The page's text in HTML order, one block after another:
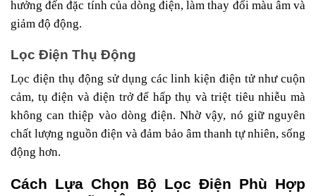
hưởng đến đặc tính của dòng điện, làm thay đổi màu âm và
giảm độ động.
Lọc Điện Thụ Động
Lọc điện thụ động sử dụng các linh kiện điện tử như cuộn
cảm, tụ điện và điện trở để hấp thụ và triệt tiêu nhiễu mà
không can thiệp vào dòng điện. Nhờ vậy, nó giữ nguyên
chất lượng nguồn điện và đảm bảo âm thanh tự nhiên, sống
động hơn.
Cách Lựa Chọn Bộ Lọc Điện Phù Hợp